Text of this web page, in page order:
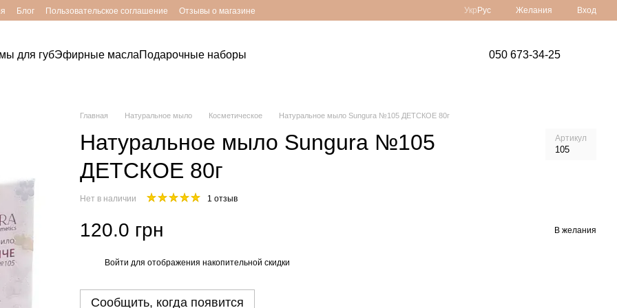
Блог Пользовательское соглашение Отзывы о магазине Укр Рус Желания Вход
для губЭфирные маслаПодарочные наборы 050 673-34-25
Главная Натуральное мыло Косметическое Натуральное мыло Sungura №105 ДЕТСКОЕ 80г
Натуральное мыло Sungura №105
ДЕТСКОЕ 80г
Артикул
105
Нет в наличии 1 отзыв
120.0 грн В желания
Войти для отображения накопительной скидки
Сообщить, когда появится